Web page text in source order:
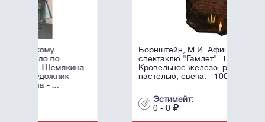
Борнштейн, М.И. Афиша к
спектаклю "Гамлет". 1996.
Кровельное железо, роспись
пастелью, свеча. - 100х60 см.